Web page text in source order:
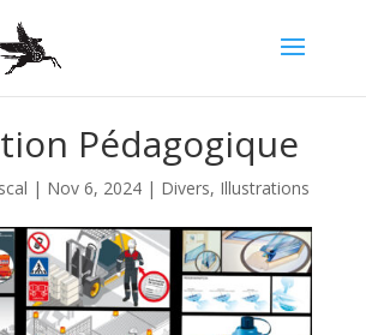
Pédagogique
| Nov 6, 2024| Divers, Illustrations